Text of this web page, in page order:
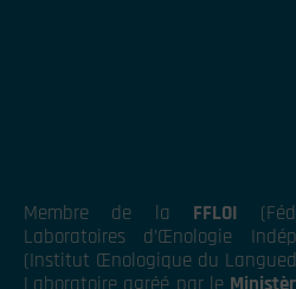
Membre de la FFLOI
Laboratoires d’Œnologie
(Institut Œnologique du